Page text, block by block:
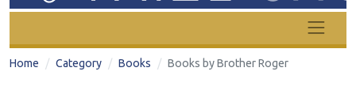
Home Category Books Books by Brother Roger